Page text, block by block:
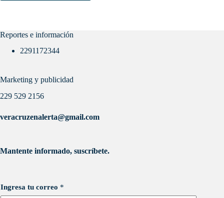
Reportes e información
2291172344
Marketing y publicidad
229 529 2156
veracruzenalerta@gmail.com
Mantente informado, suscríbete.
Ingresa tu correo *